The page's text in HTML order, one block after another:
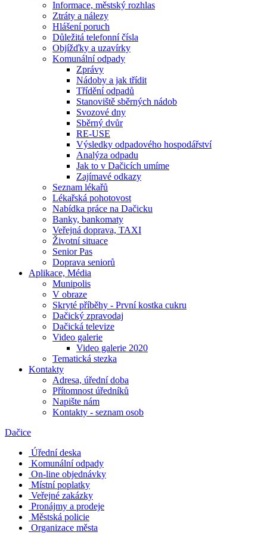
Informace, městský rozhlas
Ztráty a nálezy
Hlášení poruch
Důležitá telefonní čísla
Objížďky a uzavírky
Komunální odpady
Zprávy
Nádoby a jak třídit
Třídění odpadů
Stanoviště sběrných nádob
Svozové dny
Sběrný dvůr
RE-USE
Výsledky odpadového hospodářství
Analýza odpadu
Jak to v Dačicích umíme
Zajímavé odkazy
Seznam lékařů
Lékařská pohotovost
Nabídka práce na Dačicku
Banky, bankomaty
Veřejná doprava, TAXI
Životní situace
Senior Pas
Doprava seniorů
Aplikace, Média
Munipolis
V obraze
Skryté příběhy - První kostka cukru
Dačický zpravodaj
Dačická televize
Video galerie
Video galerie 2020
Tematická stezka
Kontakty
Adresa, úřední doba
Přítomnost úředníků
Napište nám
Kontakty - seznam osob
Dačice
Úřední deska
Komunální odpady
On-line objednávky
Místní poplatky
Veřejné zakázky
Pronájmy a prodeje
Městská policie
Organizace města